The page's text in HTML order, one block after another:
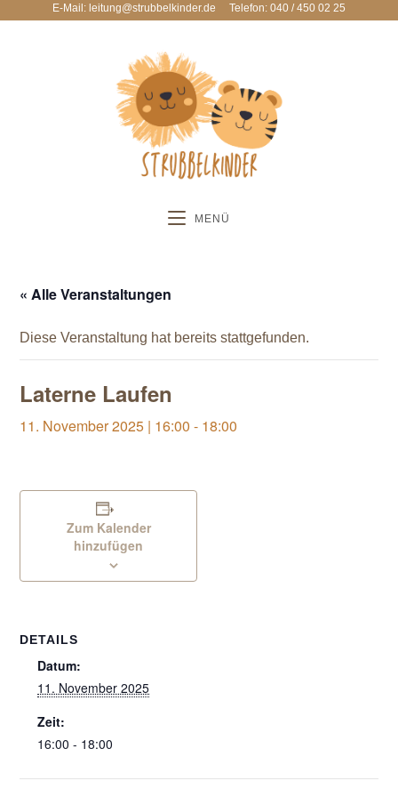
E-Mail: leitung@strubbelkinder.de Telefon: 040 / 450 02 25
MENÜ
« Alle Veranstaltungen
Diese Veranstaltung hat bereits stattgefunden.
Laterne Laufen
11. November 2025 | 16:00 - 18:00
Zum Kalender
hinzufügen
DETAILS
Datum:
11. November 2025
Zeit:
16:00 - 18:00